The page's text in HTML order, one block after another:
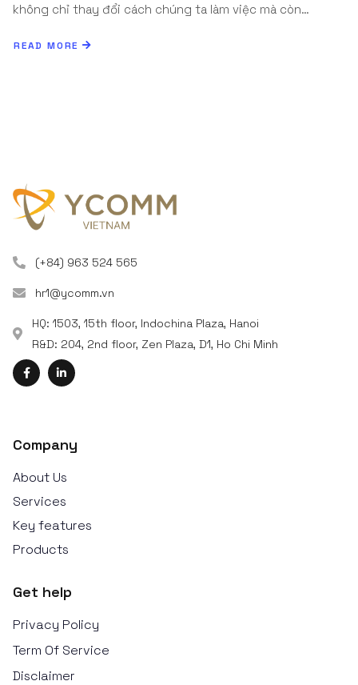
không chỉ thay đổi cách chúng ta làm việc mà còn…
READ MORE
(+84) 963 524 565
hr1@ycomm.vn
HQ: 1503, 15th floor, Indochina Plaza, Hanoi
R&D: 204, 2nd floor, Zen Plaza, D1, Ho Chi Minh
Company
About Us
Services
Key features
Products
Get help
Privacy Policy
Term Of Service
Disclaimer